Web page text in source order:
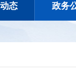
态 政务